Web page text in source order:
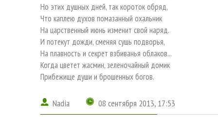
Но этих душных дней, так короток обряд,
Что каплею духов помазанный охальник
На царственный июнь изменит свой наряд.
И потекут дожди, сменяя сушь подворья,
На плавность и секрет взбиванья облаков...
Когда цветет жасмин, зеленочайный домик
Прибежище души и брошенных богов.
Nadia 08 сентября 2013, 17:53